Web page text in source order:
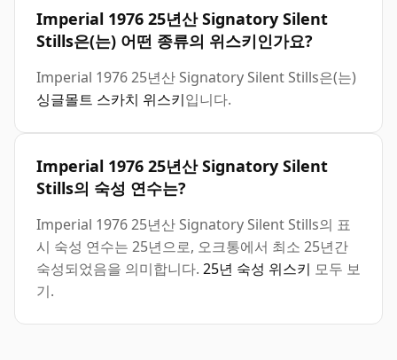
Imperial 1976 25년산 Signatory Silent
Stills은(는) 어떤 종류의 위스키인가요?
Imperial 1976 25년산 Signatory Silent Stills은(는)
싱글몰트 스카치 위스키입니다.
Imperial 1976 25년산 Signatory Silent
Stills의 숙성 연수는?
Imperial 1976 25년산 Signatory Silent Stills의 표
시 숙성 연수는 25년으로, 오크통에서 최소 25년간
숙성되었음을 의미합니다. 25년 숙성 위스키 모두 보
기.